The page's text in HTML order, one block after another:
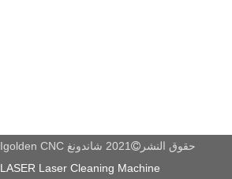
حقوق النشر 2021 شاندونغ Igolden CNC التكنولوجيا المحدودة
Laser Cleaning Machine